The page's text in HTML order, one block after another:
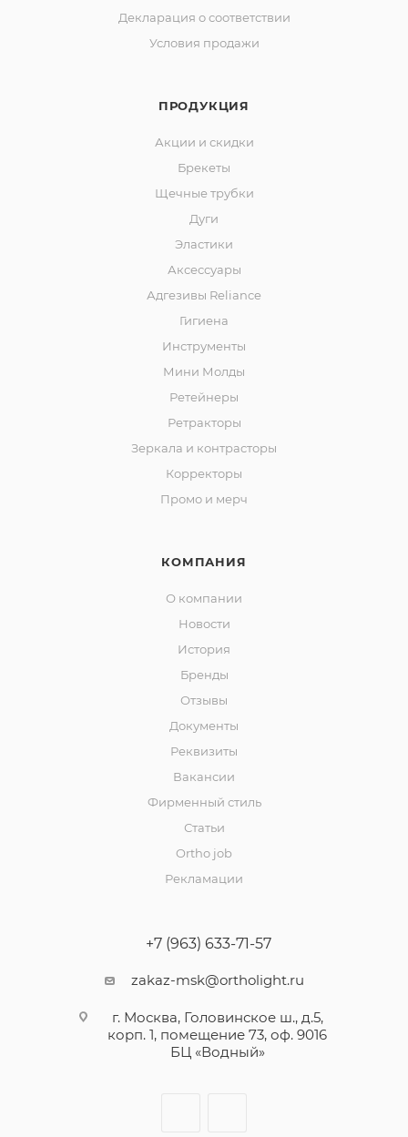
Декларация о соответствии
Условия продажи
ПРОДУКЦИЯ
Акции и скидки
Брекеты
Щечные трубки
Дуги
Эластики
Аксессуары
Адгезивы Reliance
Гигиена
Инструменты
Мини Молды
Ретейнеры
Ретракторы
Зеркала и контраcторы
Корректоры
Промо и мерч
КОМПАНИЯ
О компании
Новости
История
Бренды
Отзывы
Документы
Реквизиты
Вакансии
Фирменный стиль
Статьи
Ortho job
Рекламации
+7 (963) 633-71-57
zakaz-msk@ortholight.ru
г. Москва, Головинское ш., д.5,
корп. 1, помещение 73, оф. 9016
БЦ «Водный»